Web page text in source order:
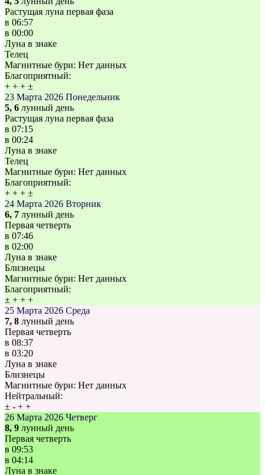
Растущая луна первая фаза
в 06:57
в 00:00
Луна в знаке
Телец
Магнитные бури: Нет данных
Благоприятный:
+ + + ±
23 Марта 2026 Понедельник
5, 6 лунный день
Растущая луна первая фаза
в 07:15
в 00:24
Луна в знаке
Телец
Магнитные бури: Нет данных
Благоприятный:
+ + + ±
24 Марта 2026 Вторник
6, 7 лунный день
Первая четверть
в 07:46
в 02:00
Луна в знаке
Близнецы
Магнитные бури: Нет данных
Благоприятный:
± + + +
25 Марта 2026 Среда
7, 8 лунный день
Первая четверть
в 08:37
в 03:20
Луна в знаке
Близнецы
Магнитные бури: Нет данных
Нейтральный:
± - + +
26 Марта 2026 Четверг
8, 9 лунный день
Первая четверть
в 09:53
в 04:14
Луна в знаке